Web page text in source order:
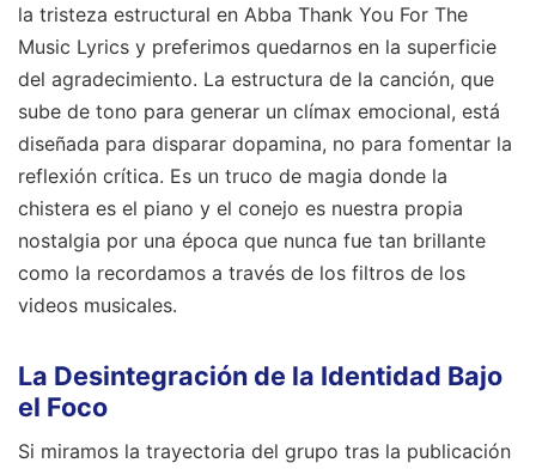
la tristeza estructural en Abba Thank You For The
Music Lyrics y preferimos quedarnos en la superficie
del agradecimiento. La estructura de la canción, que
sube de tono para generar un clímax emocional, está
diseñada para disparar dopamina, no para fomentar la
reflexión crítica. Es un truco de magia donde la
chistera es el piano y el conejo es nuestra propia
nostalgia por una época que nunca fue tan brillante
como la recordamos a través de los filtros de los
videos musicales.
La Desintegración de la Identidad Bajo
el Foco
Si miramos la trayectoria del grupo tras la publicación